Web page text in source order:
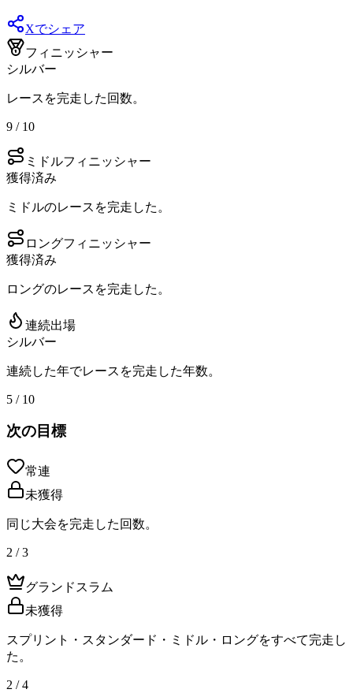
Xでシェア
フィニッシャー
シルバー
レースを完走した回数。
9 / 10
ミドルフィニッシャー
獲得済み
ミドルのレースを完走した。
ロングフィニッシャー
獲得済み
ロングのレースを完走した。
連続出場
シルバー
連続した年でレースを完走した年数。
5 / 10
次の目標
常連
未獲得
同じ大会を完走した回数。
2 / 3
グランドスラム
未獲得
スプリント・スタンダード・ミドル・ロングをすべて完走し
た。
2 / 4